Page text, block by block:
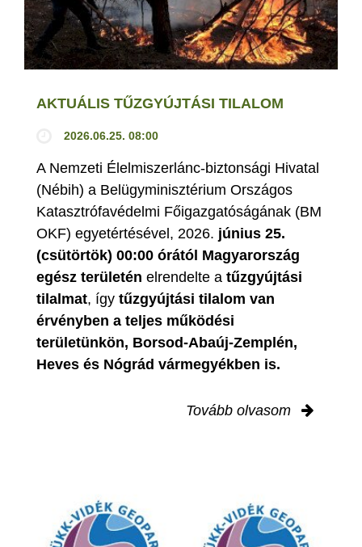
AKTUÁLIS TŰZGYÚJTÁSI TILALOM
2026.06.25. 08:00
A Nemzeti Élelmiszerlánc-biztonsági Hivatal
(Nébih) a Belügyminisztérium Országos
Katasztrófavédelmi Főigazgatóságának (BM
OKF) egyetértésével, 2026. június 25.
(csütörtök) 00:00 órától Magyarország
egész területén elrendelte a tűzgyújtási
tilalmat, így tűzgyújtási tilalom van
érvényben a teljes működési
területünkön, Borsod-Abaúj-Zemplén,
Heves és Nógrád vármegyékben is.
Tovább olvasom